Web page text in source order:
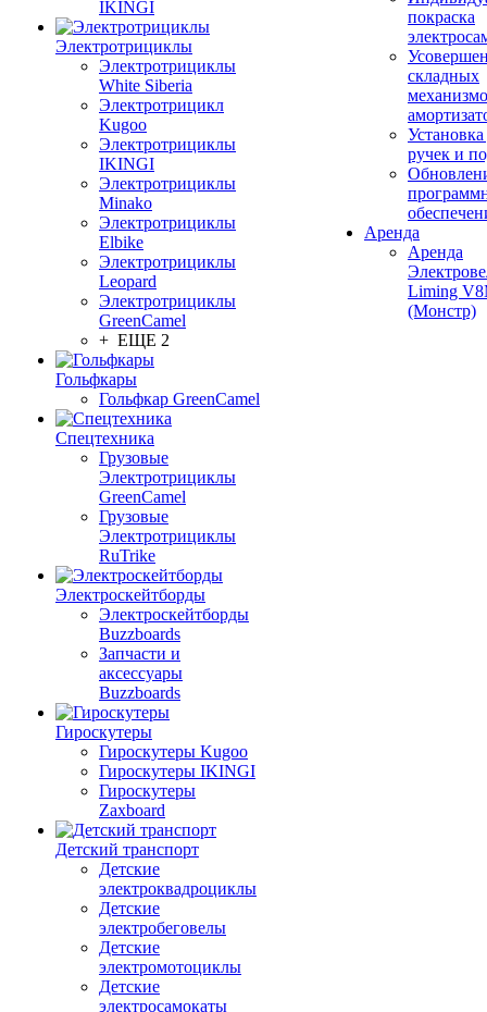
IKINGI
Электротрициклы
Электротрициклы
White Siberia
Электротрицикл
Kugoo
Электротрициклы
IKINGI
Электротрициклы
Minako
Электротрициклы
Elbike
Электротрициклы
Leopard
Электротрициклы
GreenCamel
+ ЕЩЕ 2
Гольфкары
Гольфкар GreenCamel
Спецтехника
Грузовые
Электротрициклы
GreenCamel
Грузовые
Электротрициклы
RuTrike
Электроскейтборды
Электроскейтборды
Buzzboards
Запчасти и
аксессуары
Buzzboards
Гироскутеры
Гироскутеры Kugoo
Гироскутеры IKINGI
Гироскутеры
Zaxboard
Детский транспорт
Детские
электроквадроциклы
Детские
электробеговелы
Детские
электромотоциклы
Детские
электросамокаты
покраска
складных
ручек и
Аренда
Аренда
Liming
(Монстр)